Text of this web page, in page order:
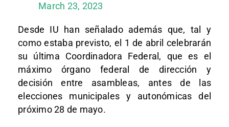
March 23, 2023
Desde IU han señalado además que, tal y
como estaba previsto, el 1 de abril celebrarán
su última Coordinadora Federal, que es el
máximo órgano federal de dirección y
decisión entre asambleas, antes de las
elecciones municipales y autonómicas del
próximo 28 de mayo.